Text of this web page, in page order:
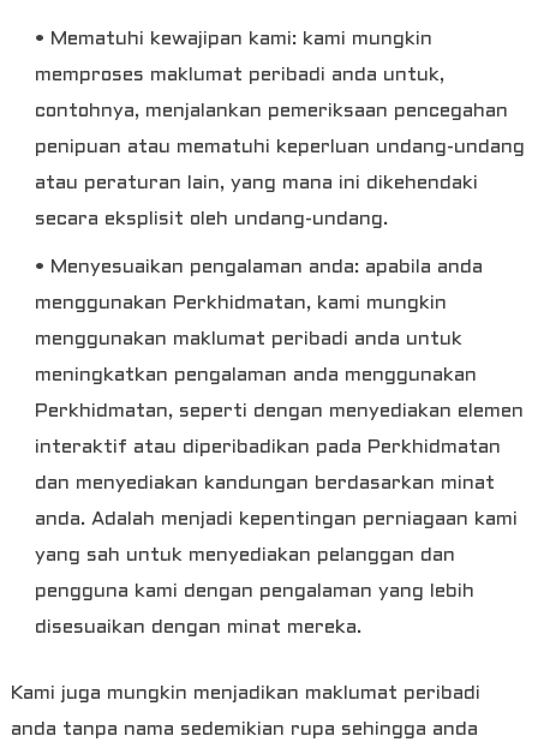
• Mematuhi kewajipan kami: kami mungkin
memproses maklumat peribadi anda untuk,
contohnya, menjalankan pemeriksaan pencegahan
penipuan atau mematuhi keperluan undang-undang
atau peraturan lain, yang mana ini dikehendaki
secara eksplisit oleh undang-undang.
• Menyesuaikan pengalaman anda: apabila anda
menggunakan Perkhidmatan, kami mungkin
menggunakan maklumat peribadi anda untuk
meningkatkan pengalaman anda menggunakan
Perkhidmatan, seperti dengan menyediakan elemen
interaktif atau diperibadikan pada Perkhidmatan
dan menyediakan kandungan berdasarkan minat
anda. Adalah menjadi kepentingan perniagaan kami
yang sah untuk menyediakan pelanggan dan
pengguna kami dengan pengalaman yang lebih
disesuaikan dengan minat mereka.
Kami juga mungkin menjadikan maklumat peribadi
anda tanpa nama sedemikian rupa sehingga anda